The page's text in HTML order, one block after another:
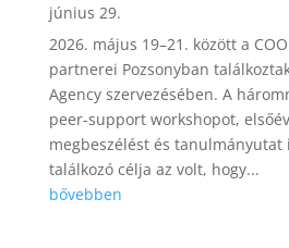
június 29.
2026. május 19–21. között a
partnerei Pozsonyban
Agency szervezésében. A
peer-support workshopot,
megbeszélést és
találkozó célja az volt, hogy...
bővebben